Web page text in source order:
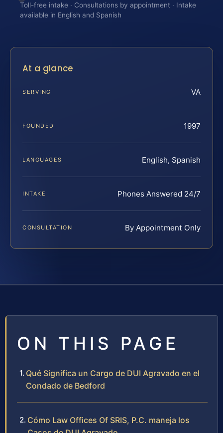
Toll-free intake · Consultations by appointment · Intake
available in English and Spanish
At a glance
SERVING VA
FOUNDED 1997
LANGUAGES English, Spanish
INTAKE Phones Answered 24/7
CONSULTATION By Appointment Only
ON THIS PAGE
Qué Significa un Cargo de DUI Agravado en el
Condado de Bedford
Cómo Law Offices Of SRIS, P.C. maneja los